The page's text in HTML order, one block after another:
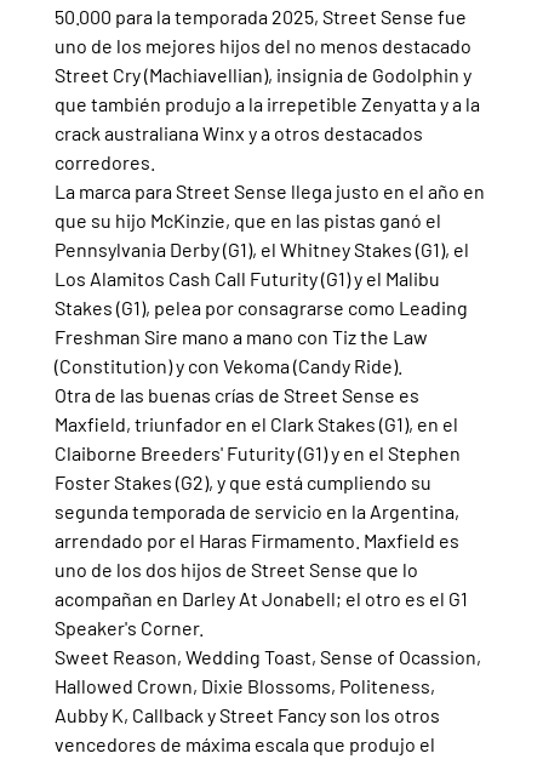
50.000 para la temporada 2025, Street Sense fue
uno de los mejores hijos del no menos destacado
Street Cry (Machiavellian), insignia de Godolphin y
que también produjo a la irrepetible Zenyatta y a la
crack australiana Winx y a otros destacados
corredores.
La marca para Street Sense llega justo en el año en
que su hijo McKinzie, que en las pistas ganó el
Pennsylvania Derby (G1), el Whitney Stakes (G1), el
Los Alamitos Cash Call Futurity (G1) y el Malibu
Stakes (G1), pelea por consagrarse como Leading
Freshman Sire mano a mano con Tiz the Law
(Constitution) y con Vekoma (Candy Ride).
Otra de las buenas crías de Street Sense es
Maxfield, triunfador en el Clark Stakes (G1), en el
Claiborne Breeders' Futurity (G1) y en el Stephen
Foster Stakes (G2), y que está cumpliendo su
segunda temporada de servicio en la Argentina,
arrendado por el Haras Firmamento. Maxfield es
uno de los dos hijos de Street Sense que lo
acompañan en Darley At Jonabell; el otro es el G1
Speaker's Corner.
Sweet Reason, Wedding Toast, Sense of Ocassion,
Hallowed Crown, Dixie Blossoms, Politeness,
Aubby K, Callback y Street Fancy son los otros
vencedores de máxima escala que produjo el